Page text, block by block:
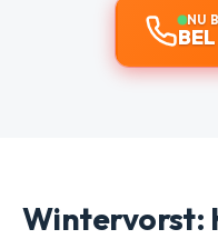
NU
Wintervorst: